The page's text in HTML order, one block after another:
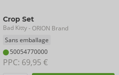
Crop Set
Bad Kitty- ORION Brand
Sans emballage
50054770000
PPC: 69,95 €